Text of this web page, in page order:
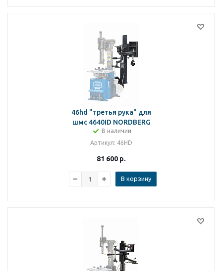
46hd "третья рука" для
шмс 4640ID NORDBERG
В наличии
Артикул: 46HD
81 600 р.
В корзину